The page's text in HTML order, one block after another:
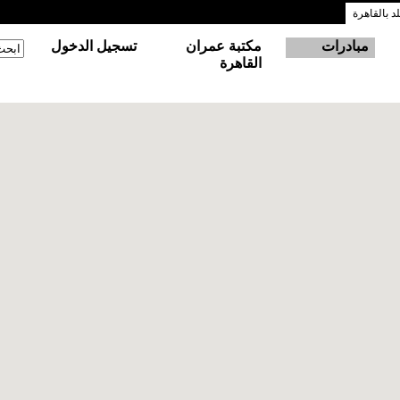
بالقاهرة
مبادرات
مكتبة عمران
القاهرة
تسجيل الدخول